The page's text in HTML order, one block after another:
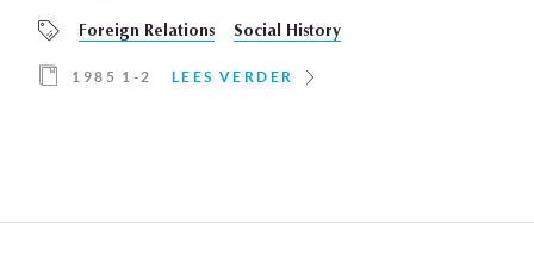
Foreign Relations Social History
1985 1-2 LEES VERDER